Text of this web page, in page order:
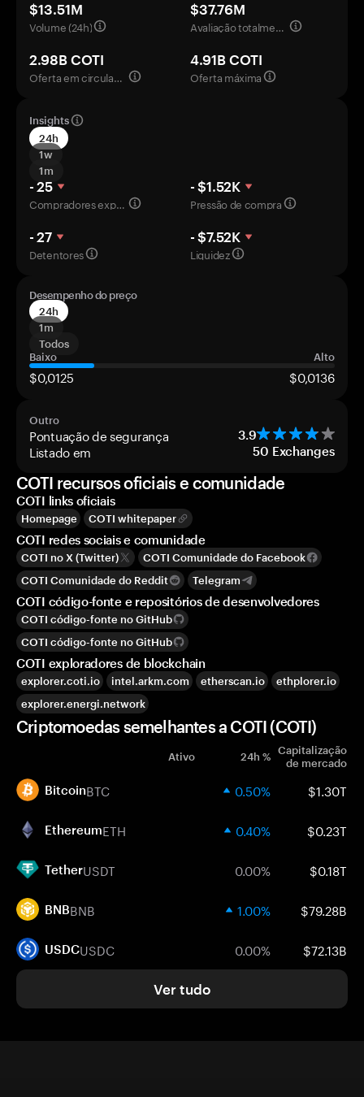
$13.51M
Volume (24h)
$37.76M
Avaliação totalmente diluída
2.98B COTI
Oferta em circulação
4.91B COTI
Oferta máxima
Insights
24h
1w
1m
- 25
Compradores experientes
- $1.52K
Pressão de compra
- 27
Detentores
- $7.52K
Liquidez
Desempenho do preço
24h
1m
Todos
Baixo
Alto
$0,0125 $0,0136
Outro
Pontuação de segurança 3.9
Listado em 50 Exchanges
COTI recursos oficiais e comunidade
COTI links oficiais
Homepage COTI whitepaper
COTI redes sociais e comunidade
COTI no X (Twitter)
COTI Comunidade do Facebook
COTI Comunidade do Reddit
Telegram
COTI código-fonte e repositórios de desenvolvedores
COTI código-fonte no GitHub
COTI código-fonte no GitHub
COTI exploradores de blockchain
explorer.coti.io intel.arkm.com etherscan.io
ethplorer.io
explorer.energi.network
Criptomoedas semelhantes a COTI (COTI)
Ativo 24h % Capitalização
de mercado
BitcoinBTC 0.50% $1.30T
EthereumETH 0.40% $0.23T
TetherUSDT 0.00% $0.18T
BNBBNB 1.00% $79.28B
USDCUSDC 0.00% $72.13B
Ver tudo